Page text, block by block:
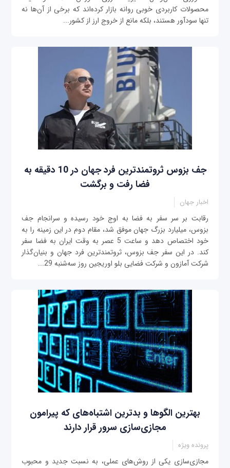
محصولات کاربردی خوبی روانه بازار کرده‌اند که برخی از آن‌ها نه
تنها سودآور هستند، بلکه مانع از خروج ارز از کشور...
جف بزوس ثروتمندترین فرد جهان در 10 دقیقه به
فضا رفت و برگشت
اخبار جهان
رقابت بر سر سفر به فضا به اوج خود رسیده و سرانجام جف
بزوس، میلیارد بزرگ جهان موفق شد، مقام دوم در این زمینه را به
خود اختصاص دهد و ساعت 5 عصر به وقت ایران به فضا سفر
کند. در این سفر جف بزوس، ثروتمندترین فرد جهان و بنیان‌گذار
شرکت‌ آمازون و شرکت فضایی بلو اوریجین روز سه‌شنبه 29...
بهترین الگوها و بدترین اشتباه‌های که پیرامون
مجازی‌سازی سرور قرار دارند
پرونده ویژه
مجازی‌سازی یکی از روش‌های عملی، به نسبت جدید و محبوب